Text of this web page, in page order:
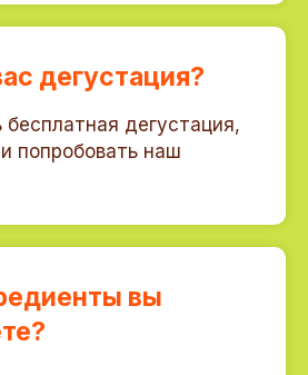
дегустация?
дегустация,
попробовать наш
вы
мы свяжемся
время